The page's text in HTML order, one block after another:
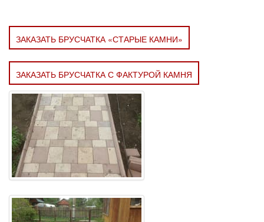
ЗАКАЗАТЬ БРУСЧАТКА «СТАРЫЕ КАМНИ»
ЗАКАЗАТЬ БРУСЧАТКА С ФАКТУРОЙ КАМНЯ